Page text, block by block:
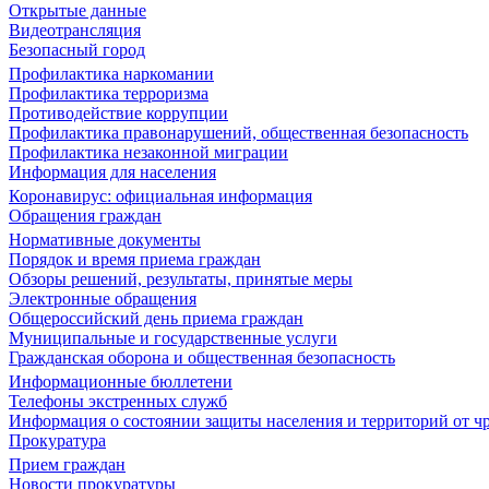
Открытые данные
Видеотрансляция
Безопасный город
Профилактика наркомании
Профилактика терроризма
Противодействие коррупции
Профилактика правонарушений, общественная безопасность
Профилактика незаконной миграции
Информация для населения
Коронавирус: официальная информация
Обращения граждан
Нормативные документы
Порядок и время приема граждан
Обзоры решений, результаты, принятые меры
Электронные обращения
Общероссийский день приема граждан
Муниципальные и государственные услуги
Гражданская оборона и общественная безопасность
Информационные бюллетени
Телефоны экстренных служб
Информация о состоянии защиты населения и территорий от
Прокуратура
Прием граждан
Новости прокуратуры